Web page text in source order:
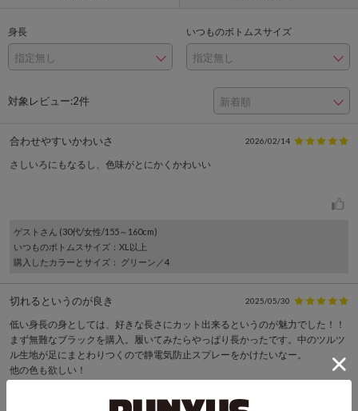
身長 いつものボトムスサイズ
対象レビュー:2件
合わせやすいかわいさ 2026/02/14
さしいろにもなるし、色味がとにかくかわいい
ゲスト さん (30代/女性/155～160cm)
いつものボトムスサイズ ：XL以上
購入したカラーとサイズ ： グリーン／4
切れるというのが良き 2025/05/30
低い身長の身としては、好きな長さにカット出来るというのが魅力でした！！
まず無難なブラックを購入。履いてみたらやっぱり長かったです。中のツルツ
ル生地が足にまとわりつくので静電気防止スプレーをかけたいなー。
他の色も欲しい！